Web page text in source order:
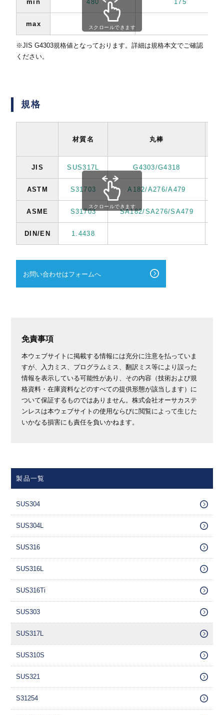
min 480 175
max スクロールできます
※JIS G4303規格値となっております。詳細は規格本文でご確認
ください。
規格
材質名 丸棒
JIS SUS317L G4303/G4318
ASTM S31703 A182/A276/A479
ASME S31703 SA182/SA276/SA479
DIN/EN 1.4438
スクロールできます
お問い合わせはフォームへ
免責事項
本ウェブサイトに掲載する情報には充分に注意を払っていま
すが、入力ミス、プログラムミス、翻訳ミス等により誤った
情報を表示している可能性があり、その内容（技術および規
格資料・在庫資料などのすべての提供形態が該当します）に
ついて保証するものではありません。株式会社オーサカステ
ンレスは本ウェブサイトの使用ならびに閲覧によって生じた
いかなる損害にも責任を負いかねます。
製品一覧
SUS304
SUS304L
SUS316
SUS316L
SUS316Ti
SUS303
SUS317L
SUS310S
SUS321
S31254